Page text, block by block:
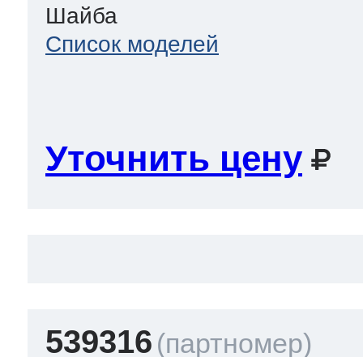
Шайба
Список моделей
Уточнить цену
539316